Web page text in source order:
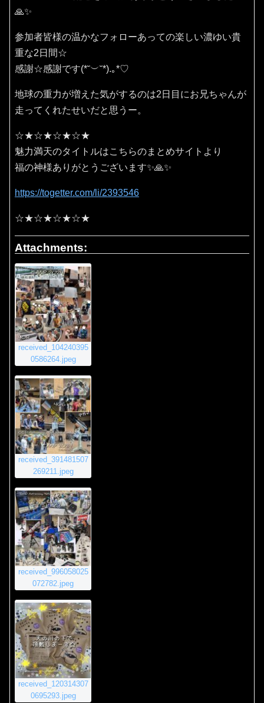
🙏✨
参加者皆様の温かなフォローあっての楽しい濃ゆい貴
重な2日間☆
感謝☆感謝です(⁠*⁠˘⁠︶⁠˘⁠*⁠)⁠.⁠｡⁠*⁠♡
地球の重力が増えた気がするのは2日目にお兄ちゃんが
走ってくれたせいだと思うー。
☆★☆★☆★☆★
魅力満天のタイトルはこちらのまとめサイトより
福の神様ありがとうございます✨🙏✨
https://togetter.com/li/2393546
☆★☆★☆★☆★
Attachments:
received_104240395
0586264.jpeg
received_391481507
269211.jpeg
received_996058025
072782.jpeg
received_120314307
0695293.jpeg